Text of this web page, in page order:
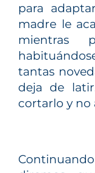
para
madre le
tantas
deja de
cortarlo y no